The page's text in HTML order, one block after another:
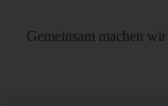
Gemeinsam machen